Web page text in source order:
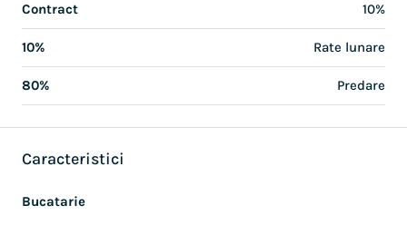
Contract 10%
10% Rate lunare
80% Predare
Caracteristici
Bucatarie